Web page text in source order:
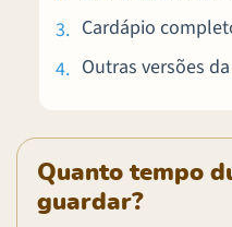
Cardápio
Outras versões
Quanto tempo
guardar?